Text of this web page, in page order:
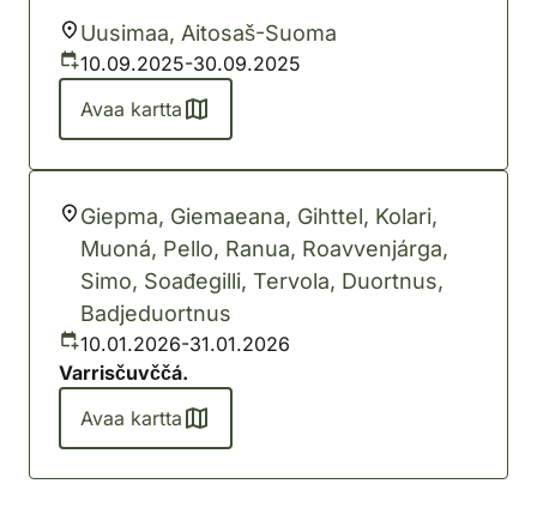
Uusimaa, Aitosaš-Suoma
10.09.2025-30.09.2025
Avaa kartta
Giepma, Giemaeana, Gihttel, Kolari,
Muoná, Pello, Ranua, Roavvenjárga,
Simo, Soađegilli, Tervola, Duortnus,
Badjeduortnus
10.01.2026-31.01.2026
Varrisčuvččá.
Avaa kartta